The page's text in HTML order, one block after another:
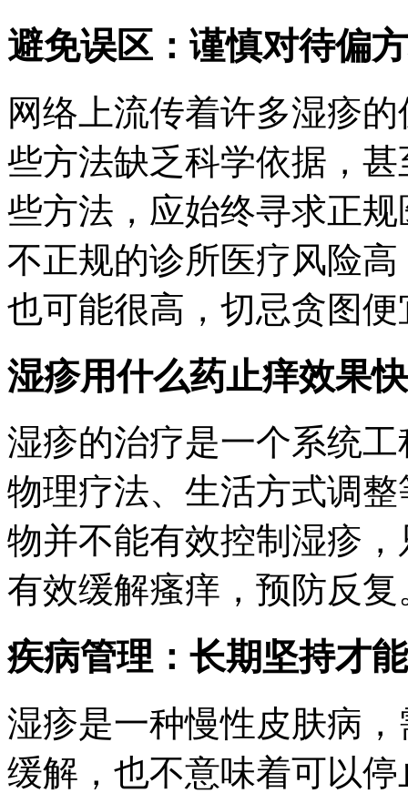
避免误区：谨慎对待偏
网络上流传着许多湿疹
些方法缺乏科学依据，
些方法，应始终寻求正
不正规的诊所医疗风险
也可能很高，切忌贪图
湿疹用什么药止痒效果
湿疹的治疗是一个系统
物理疗法、生活方式调
物并不能有效控制湿疹
有效缓解瘙痒，预防反复
疾病管理：长期坚持才
湿疹是一种慢性皮肤病
缓解，也不意味着可以